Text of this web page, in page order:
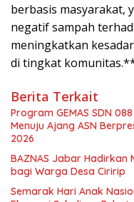
berbasis masyarakat,
negatif sampah
meningkatkan
di tingkat
Berita Terkait
Program GEMAS SDN
Menuju Ajang ASN
2026
BAZNAS Jabar Hadirkan
bagi Warga Desa Ciririp
Semarak Hari Anak